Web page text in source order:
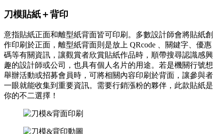
刀模貼紙＋背印
意指貼紙正面和離型紙背面皆可印刷。多數設計師會將貼紙創
作印刷於正面，離型紙背面則是放上 QRcode 、關鍵字、優惠
碼等有關資訊，讓觀賞者欣賞貼紙作品時，順帶搜尋認識感興
趣的設計師或公司，也具有個人名片的用途。若是機關行號想
舉辦活動或招募會員時，可將相關內容印刷於背面，讓參與者
一眼就能收集到重要資訊。需要行銷漲粉的夥伴，此款貼紙是
你的不二選擇！